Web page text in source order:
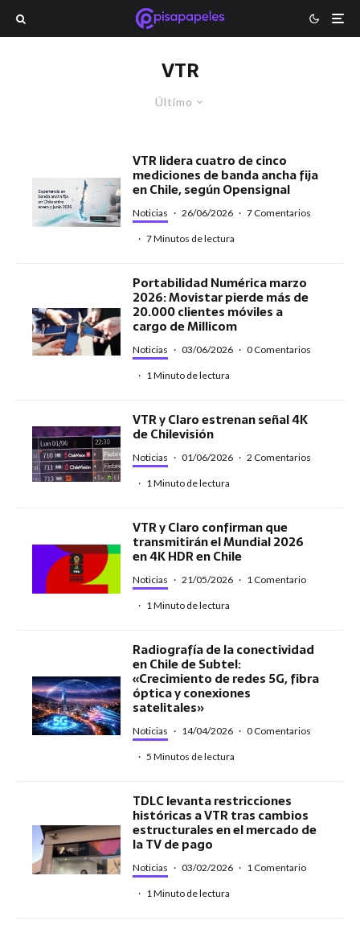
VTR
Último
VTR lidera cuatro de cinco
mediciones de banda ancha fija
en Chile, según Opensignal
Noticias · 26/06/2026 · 7 Comentarios
· 7 Minutos de lectura
Portabilidad Numérica marzo
2026: Movistar pierde más de
20.000 clientes móviles a
cargo de Millicom
Noticias · 03/06/2026 · 0 Comentarios
· 1 Minuto de lectura
VTR y Claro estrenan señal 4K
de Chilevisión
Noticias · 01/06/2026 · 2 Comentarios
· 1 Minuto de lectura
VTR y Claro confirman que
transmitirán el Mundial 2026
en 4K HDR en Chile
Noticias · 21/05/2026 · 1 Comentario
· 1 Minuto de lectura
Radiografía de la conectividad
en Chile de Subtel:
«Crecimiento de redes 5G, fibra
óptica y conexiones
satelitales»
Noticias · 14/04/2026 · 0 Comentarios
· 5 Minutos de lectura
TDLC levanta restricciones
históricas a VTR tras cambios
estructurales en el mercado de
la TV de pago
Noticias · 03/02/2026 · 1 Comentario
· 1 Minuto de lectura